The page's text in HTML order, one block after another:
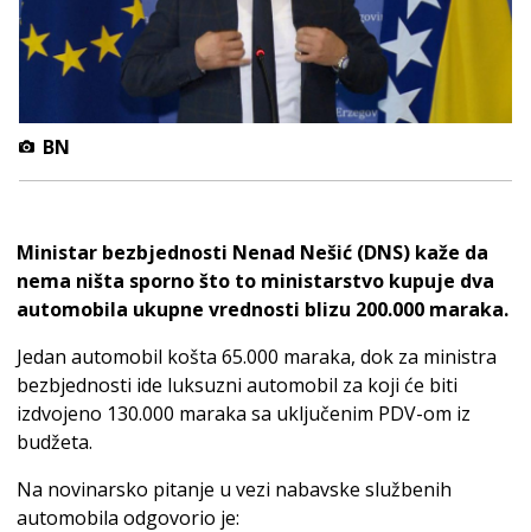
BN
Ministar bezbjednosti Nenad Nešić (DNS) kaže da
nema ništa sporno što to ministarstvo kupuje dva
automobila ukupne vrednosti blizu 200.000 maraka.
Jedan automobil košta 65.000 maraka, dok za ministra
bezbjednosti ide luksuzni automobil za koji će biti
izdvojeno 130.000 maraka sa uključenim PDV-om iz
budžeta.
Na novinarsko pitanje u vezi nabavske službenih
automobila odgovorio je: